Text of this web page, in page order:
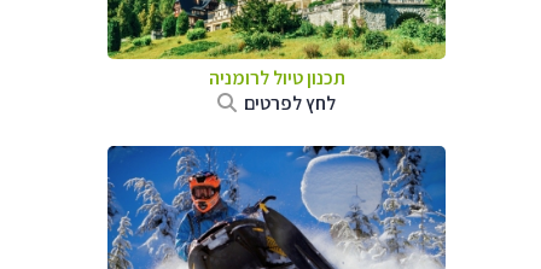
תכנון טיול לרומניה
לחץ לפרטים